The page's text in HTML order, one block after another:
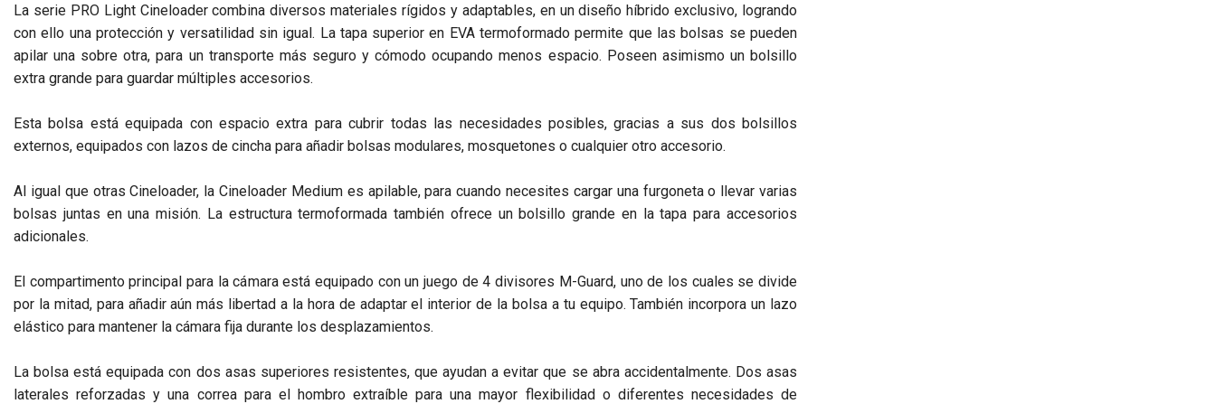
La serie PRO Light Cineloader combina diversos materiales rígidos y adaptables, en un diseño híbrido exclusivo, logrando
con ello una protección y versatilidad sin igual. La tapa superior en EVA termoformado permite que las bolsas se pueden
apilar una sobre otra, para un transporte más seguro y cómodo ocupando menos espacio. Poseen asimismo un bolsillo
extra grande para guardar múltiples accesorios.
Esta bolsa está equipada con espacio extra para cubrir todas las necesidades posibles, gracias a sus dos bolsillos
externos, equipados con lazos de cincha para añadir bolsas modulares, mosquetones o cualquier otro accesorio.
Al igual que otras Cineloader, la Cineloader Medium es apilable, para cuando necesites cargar una furgoneta o llevar varias
bolsas juntas en una misión. La estructura termoformada también ofrece un bolsillo grande en la tapa para accesorios
adicionales.
El compartimento principal para la cámara está equipado con un juego de 4 divisores M-Guard, uno de los cuales se divide
por la mitad, para añadir aún más libertad a la hora de adaptar el interior de la bolsa a tu equipo. También incorpora un lazo
elástico para mantener la cámara fija durante los desplazamientos.
La bolsa está equipada con dos asas superiores resistentes, que ayudan a evitar que se abra accidentalmente. Dos asas
laterales reforzadas y una correa para el hombro extraíble para una mayor flexibilidad o diferentes necesidades de